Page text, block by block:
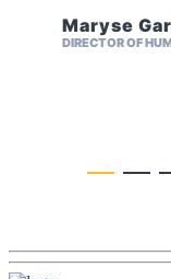
Maryse
DIRECTOR OF